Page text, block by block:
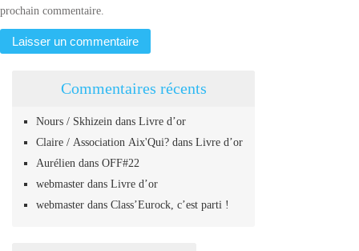
prochain commentaire.
Commentaires récents
Nours / Skhizein dans Livre d’or
Claire / Association Aix'Qui? dans Livre d’or
Aurélien dans OFF#22
webmaster dans Livre d’or
webmaster dans Class’Eurock, c’est parti !